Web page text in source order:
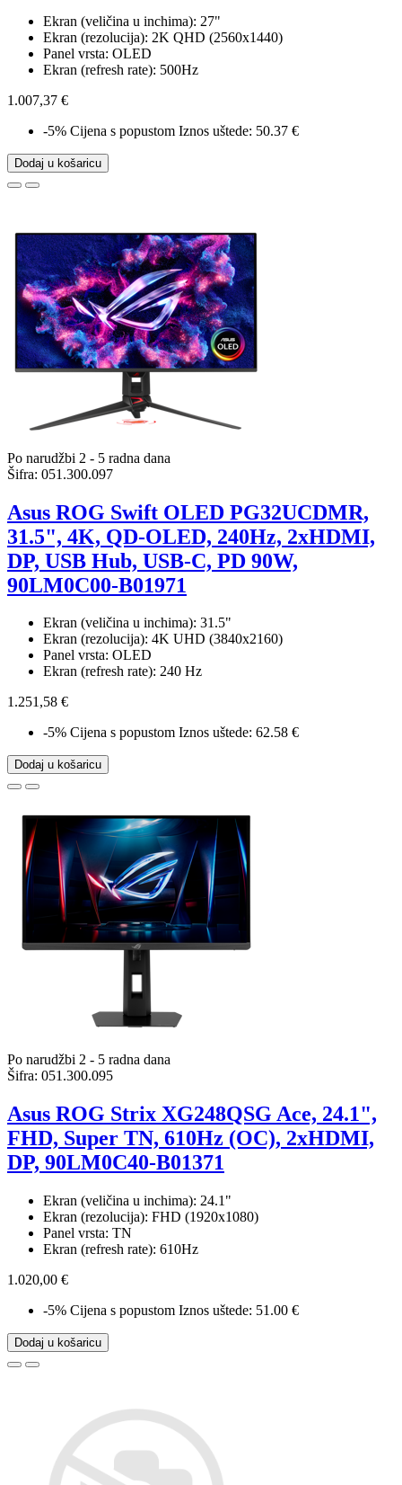
Ekran (veličina u inchima): 27"
Ekran (rezolucija): 2K QHD (2560x1440)
Panel vrsta: OLED
Ekran (refresh rate): 500Hz
1.007,37 €
-5% Cijena s popustom Iznos uštede: 50.37 €
Dodaj u košaricu
Po narudžbi 2 - 5 radna dana
Šifra: 051.300.097
Asus ROG Swift OLED PG32UCDMR,
31.5", 4K, QD-OLED, 240Hz, 2xHDMI,
DP, USB Hub, USB-C, PD 90W,
90LM0C00-B01971
Ekran (veličina u inchima): 31.5"
Ekran (rezolucija): 4K UHD (3840x2160)
Panel vrsta: OLED
Ekran (refresh rate): 240 Hz
1.251,58 €
-5% Cijena s popustom Iznos uštede: 62.58 €
Dodaj u košaricu
Po narudžbi 2 - 5 radna dana
Šifra: 051.300.095
Asus ROG Strix XG248QSG Ace, 24.1",
FHD, Super TN, 610Hz (OC), 2xHDMI,
DP, 90LM0C40-B01371
Ekran (veličina u inchima): 24.1"
Ekran (rezolucija): FHD (1920x1080)
Panel vrsta: TN
Ekran (refresh rate): 610Hz
1.020,00 €
-5% Cijena s popustom Iznos uštede: 51.00 €
Dodaj u košaricu